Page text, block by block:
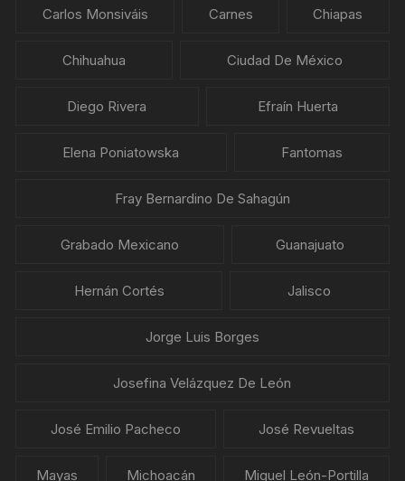
Carlos Monsiváis Carnes Chiapas
Chihuahua Ciudad De México
Diego Rivera Efraín Huerta
Elena Poniatowska Fantomas
Fray Bernardino De Sahagún
Grabado Mexicano Guanajuato
Hernán Cortés Jalisco
Jorge Luis Borges
Josefina Velázquez De León
José Emilio Pacheco José Revueltas
Mayas Michoacán Miguel León-Portilla